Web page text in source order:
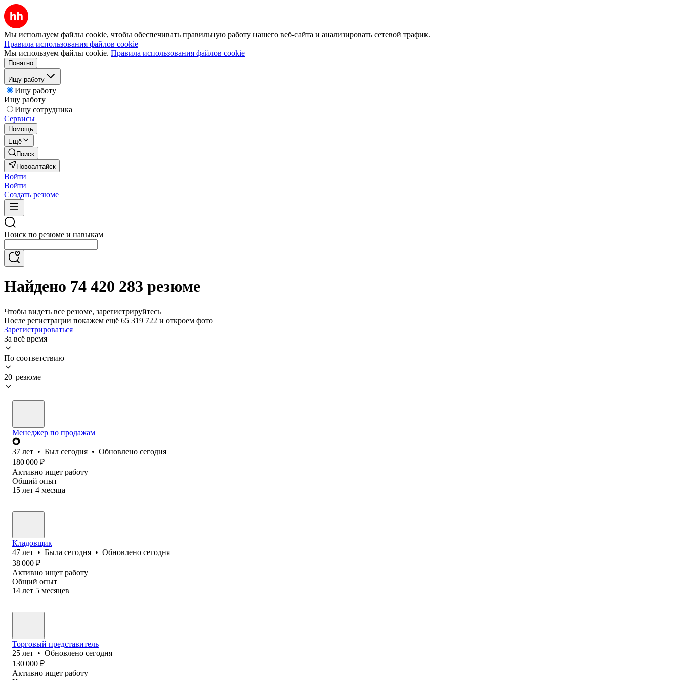
Мы используем файлы cookie, чтобы обеспечивать правильную работу нашего веб-сайта и анализировать сетевой трафик.
Правила использования файлов cookie
Мы используем файлы cookie. Правила использования файлов cookie
Понятно
Ищу работу
Ищу работу
Ищу работу
Ищу сотрудника
Сервисы
Помощь
Ещё
Поиск
Новоалтайск
Войти
Войти
Создать резюме
Поиск по резюме и навыкам
Найдено 74 420 283 резюме
Чтобы видеть все резюме, зарегистрируйтесь
После регистрации покажем ещё 65 319 722 и откроем фото
Зарегистрироваться
За всё время
По соответствию
20 резюме
Менеджер по продажам
37 лет • Был сегодня • Обновлено сегодня
180 000 ₽
Активно ищет работу
Общий опыт
15 лет 4 месяца
Кладовщик
47 лет • Была сегодня • Обновлено сегодня
38 000 ₽
Активно ищет работу
Общий опыт
14 лет 5 месяцев
Торговый представитель
25 лет • Обновлено сегодня
130 000 ₽
Активно ищет работу